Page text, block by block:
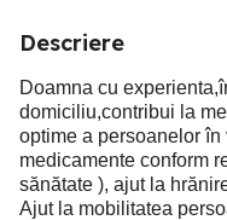
Descriere
Doamna cu
domiciliu,contribui la
optime a persoanelor
medicamente conform
sănătate ), ajut la
Ajut la mobilitatea